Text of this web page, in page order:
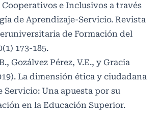
Cooperativos e Inclusivos a través
de Aprendizaje‐Servicio. Revista
de Formación del
173-185.
Gozálvez Pérez, V.E., y Gracia
La dimensión ética y ciudadana
Servicio: Una apuesta por su
en la Educación Superior.